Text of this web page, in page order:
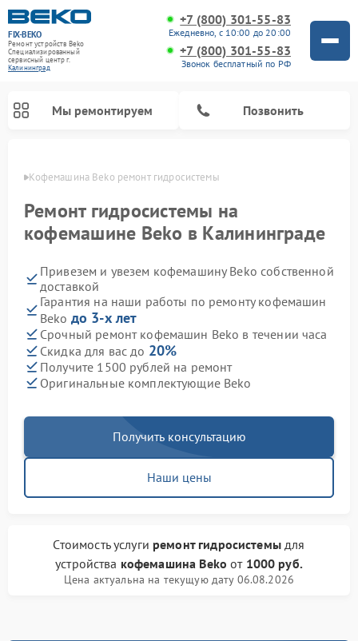
FIX-BEKO
Ремонт устройств Beko
Специализированный
cервисный центр г.
Калининград
+7 (800) 301-55-83
Ежедневно, с 10:00 до 20:00
+7 (800) 301-55-83
Звонок бесплатный по РФ
Мы ремонтируем Позвонить
Кофемашина Beko ремонт гидросистемы
Ремонт гидросистемы на
кофемашине Beko в Калининграде
Привезем и увезем кофемашину Beko собственной
доставкой
Гарантия на наши работы по ремонту кофемашин
Beko до 3-х лет
Срочный ремонт кофемашин Beko в течении часа
Скидка для вас до 20%
Получите 1500 рублей на ремонт
Оригинальные комплектующие Beko
Получить консультацию
Наши цены
Стоимость услуги ремонт гидросистемыдля
устройства кофемашина Beko от 1000 руб.
Цена актуальна на текущую дату 06.08.2026